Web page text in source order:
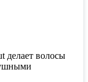
делает волосы